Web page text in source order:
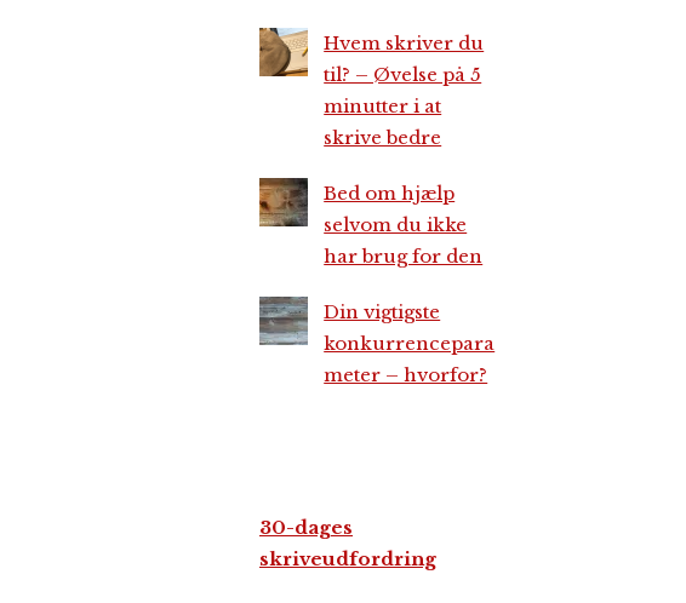
Hvem skriver du
til? – Øvelse på 5
minutter i at
skrive bedre
Bed om hjælp
selvom du ikke
har brug for den
Din vigtigste
konkurrencepara
meter – hvorfor?
30-dages
skriveudfordring